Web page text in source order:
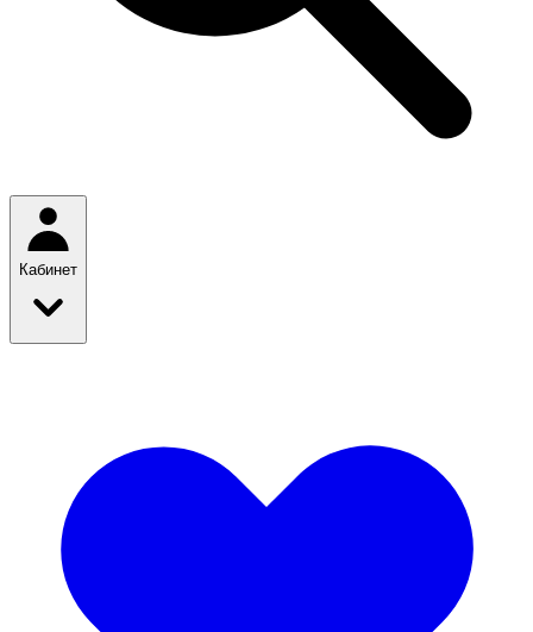
Кабинет